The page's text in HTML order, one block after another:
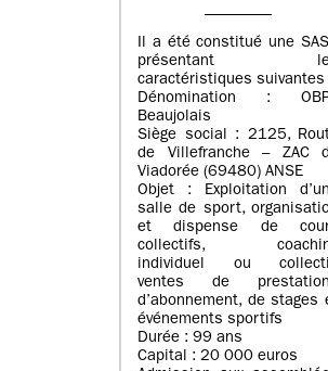
Il a été constitué une
présentant
caractéristiques suivantes
Dénomination :
Beaujolais
Siège social : 2125,
de Villefranche – ZAC
Viadorée (69480) ANSE
Objet : Exploitation
salle de sport,
et dispense de
collectifs,
individuel ou
ventes de
d’abonnement, de stages
événements sportifs
Durée : 99 ans
Capital : 20 000 euros